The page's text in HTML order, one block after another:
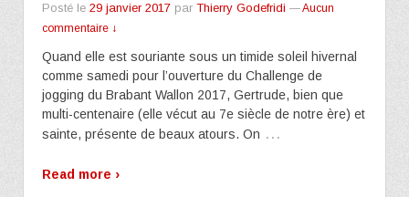
Posté le 29 janvier 2017 par Thierry Godefridi —Aucun
commentaire ↓
Quand elle est souriante sous un timide soleil hivernal
comme samedi pour l’ouverture du Challenge de
jogging du Brabant Wallon 2017, Gertrude, bien que
multi-centenaire (elle vécut au 7e siècle de notre ère) et
sainte, présente de beaux atours. On …
Read more ›